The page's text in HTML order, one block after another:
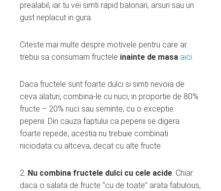
prealabil, iar tu vei simti rapid balonari, arsuri sau un
gust neplacut in gura.
Citeste mai multe despre motivele pentru care ar
trebui sa consumam fructele inainte de masa aici.
Daca fructele sunt foarte dulci si simti nevoia de
ceva alaturi, combina-le cu nuci, in proportie de 80%
fructe – 20% nuci sau seminte, cu o exceptie:
pepenii. Din cauza faptului ca pepenii se digera
foarte repede, acestia nu trebuie combinati
niciodata cu altceva, decat cu alte fructe.
2. Nu combina fructele dulci cu cele acide. Chiar
daca o salata de fructe “cu de toate” arata fabulous,